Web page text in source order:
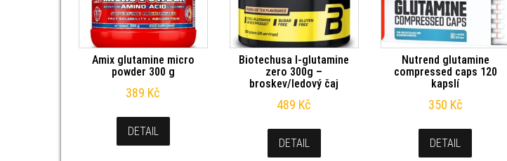
Amix glutamine micro
powder 300 g
389 Kč
DETAIL
Biotechusa l-glutamine
zero 300g –
broskev/ledový čaj
489 Kč
DETAIL
Nutrend glutamine
compressed caps 120
kapslí
350 Kč
DETAIL